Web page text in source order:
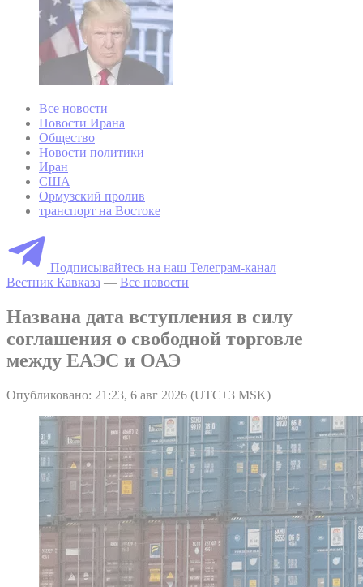
Все новости
Новости Ирана
Общество
Новости политики
Иран
США
Ормузский пролив
транспорт на Востоке
Подписывайтесь на наш Телеграм-канал
Вестник Кавказа — Все новости
Названа дата вступления в силу
соглашения о свободной торговле
между ЕАЭС и ОАЭ
Опубликовано: 21:23, 6 авг 2026 (UTC+3 MSK)